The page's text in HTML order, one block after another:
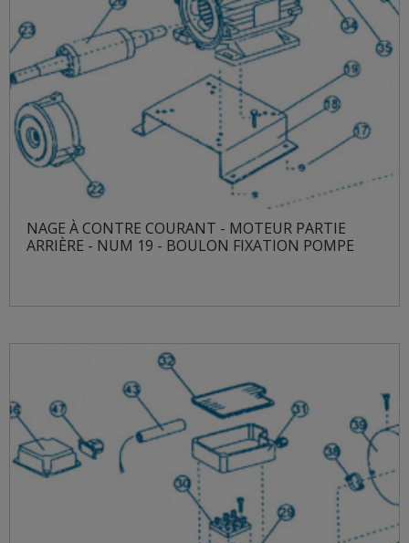
NAGE À CONTRE COURANT - MOTEUR PARTIE
ARRIÈRE - NUM 19 - BOULON FIXATION POMPE